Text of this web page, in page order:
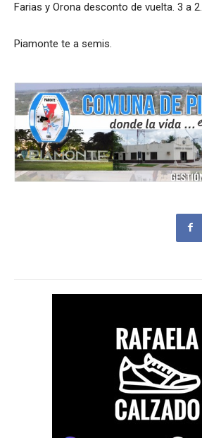
Farias y Orona desconto de vuelta. 3 a 2.
Piamonte te a semis.